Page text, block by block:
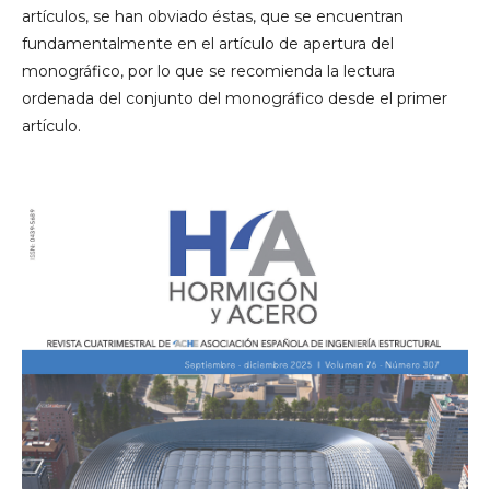
artículos, se han obviado éstas, que se encuentran
fundamentalmente en el artículo de apertura del
monográfico, por lo que se recomienda la lectura
ordenada del conjunto del monográfico desde el primer
artículo.